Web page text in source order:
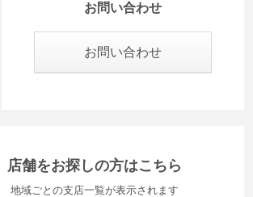
お問い合わせ
お問い合わせ
店舗をお探しの方はこちら
地域ごとの支店一覧が表示されます